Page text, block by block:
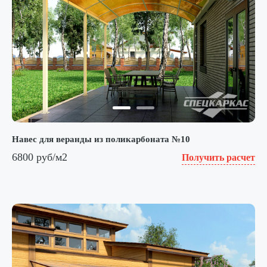
Навес для веранды из поликарбоната №10
6800 руб/м2 Получить расчет